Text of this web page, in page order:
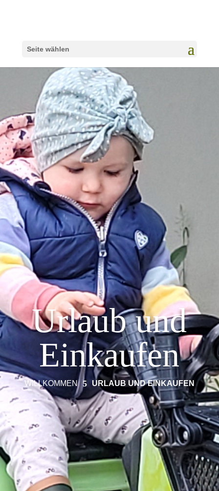
Seite wählen
Urlaub und
Einkaufen
WILLKOMMEN 5 URLAUB UND EINKAUFEN